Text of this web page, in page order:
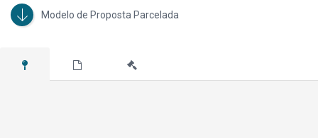
Modelo de Proposta Parcelada